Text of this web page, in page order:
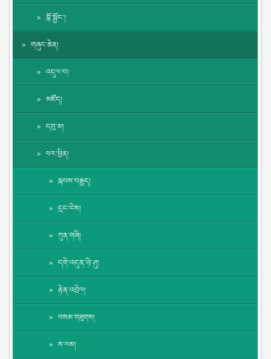
བློ་སྦྱོང་།
གཞུང་ཆེན།
འདུལ་བ།
མཛོད།
དབུ་མ།
ཕར་ཕྱིན།
སྐབས་བརྒྱད།
དྲང་ངེས།
ཀུན་གཞི།
དགེ་འདུན་ཉི་ཤུ།
རྟེན་འབྲེལ།
བསམ་གཟུགས།
ས་ལམ།